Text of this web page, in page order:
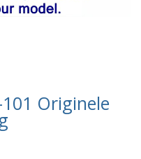
101 Originele